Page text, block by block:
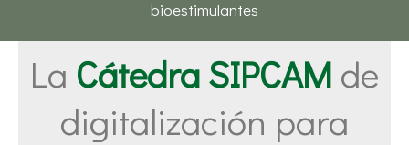
bioestimulantes
La Cátedra SIPCAM de
digitalización para